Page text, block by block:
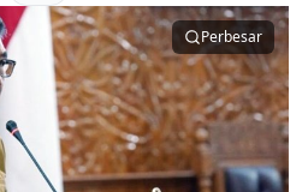
Perbesar